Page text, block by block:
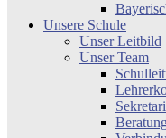
Unsere Schule
Unser Leitbild
Unser Team